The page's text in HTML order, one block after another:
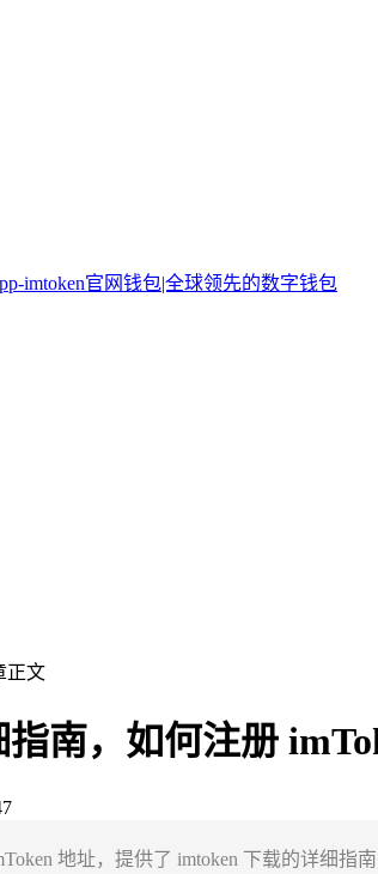
正文
南，如何注册
地址，提供了 imtoken 下载的详细